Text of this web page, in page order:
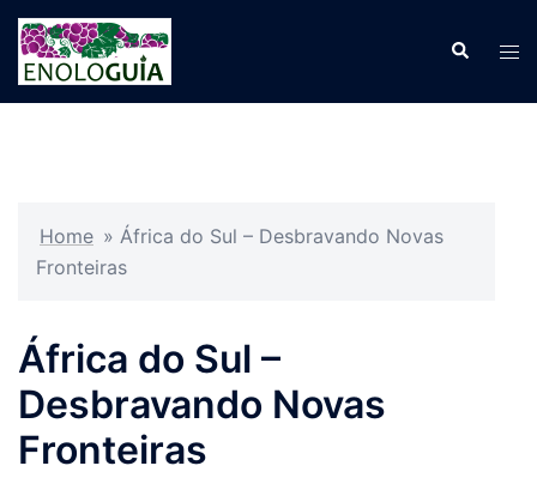
Pular
para
conteúdo
Search
Home » África do Sul – Desbravando Novas
Fronteiras
África do Sul –
Desbravando Novas
Fronteiras